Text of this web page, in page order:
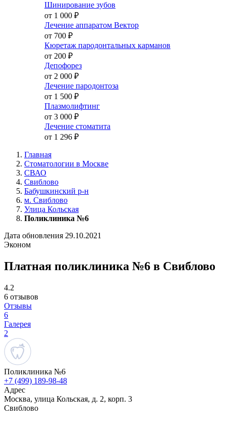
Шинирование зубов
от 1 000 ₽
Лечение аппаратом Вектор
от 700 ₽
Кюретаж пародонтальных карманов
от 200 ₽
Депофорез
от 2 000 ₽
Лечение пародонтоза
от 1 500 ₽
Плазмолифтинг
от 3 000 ₽
Лечение стоматита
от 1 296 ₽
Главная
Стоматологии в Москве
СВАО
Свиблово
Бабушкинский р-н
м. Свиблово
Улица Кольская
Поликлиника №6
Дата обновления 29.10.2021
Эконом
Платная поликлиника №6 в Свиблово
4.2
6 отзывов
Отзывы
6
Галерея
2
Поликлиника №6
+7 (499) 189-98-48
Адрес
Москва, улица Кольская, д. 2, корп. 3
Свиблово